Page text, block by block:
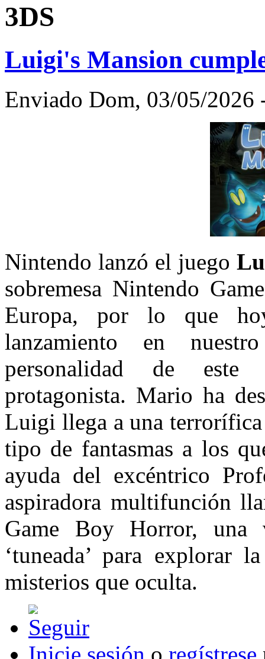
3DS
Luigi's Mansion
Enviado Dom, 03/05/2026
Nintendo lanzó el juego
sobremesa Nintendo
Europa, por lo que
lanzamiento en
personalidad de este
protagonista. Mario ha
Luigi llega a una
tipo de fantasmas a los
ayuda del excéntrico
aspiradora multifunción
Game Boy Horror, una
‘tuneada’ para explorar
misterios que oculta.